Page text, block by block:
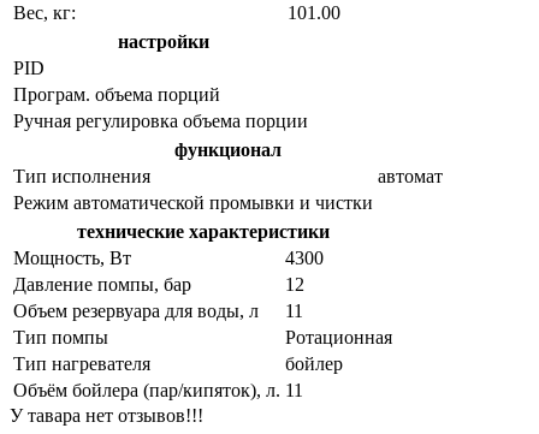
Вес, кг:
101.00
настройки
PID
Програм. объема порций
Ручная регулировка объема порции
функционал
Тип исполнения
автомат
Режим автоматической промывки и чистки
технические характеристики
Мощность, Вт
4300
Давление помпы, бар
12
Объем резервуара для воды, л
11
Тип помпы
Ротационная
Тип нагревателя
бойлер
Объём бойлера (пар/кипяток), л. 11
У тавара нет отзывов!!!